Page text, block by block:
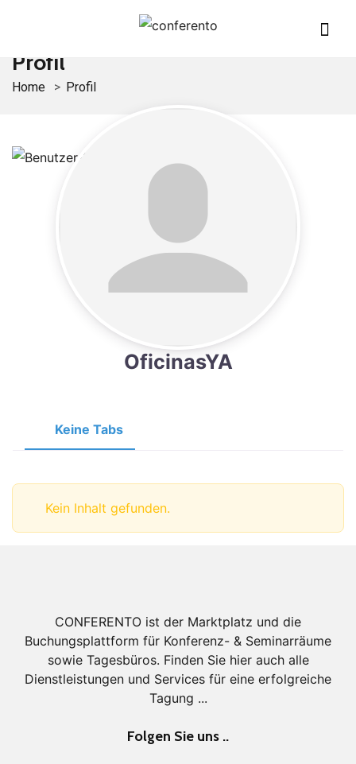
Profil
Home Profil
OficinasYA
Keine Tabs
Kein Inhalt gefunden.
CONFERENTO ist der Marktplatz und die
Buchungsplattform für Konferenz- & Seminarräume
sowie Tagesbüros. Finden Sie hier auch alle
Dienstleistungen und Services für eine erfolgreiche
Tagung ...
Folgen Sie uns ..